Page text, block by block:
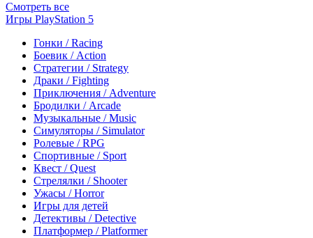
Смотреть все
Игры PlayStation 5
Гонки / Racing
Боевик / Action
Стратегии / Strategy
Драки / Fighting
Приключения / Adventure
Бродилки / Arcade
Музыкальные / Music
Симуляторы / Simulator
Ролевые / RPG
Спортивные / Sport
Квест / Quest
Стрелялки / Shooter
Ужасы / Horror
Игры для детей
Детективы / Detective
Платформер / Platformer